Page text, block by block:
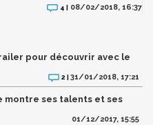
4 | 08/02/2018, 16:37
pour découvrir avec le
2 | 31/01/2018, 17:21
montre ses talents et ses
01/12/2017, 15:55